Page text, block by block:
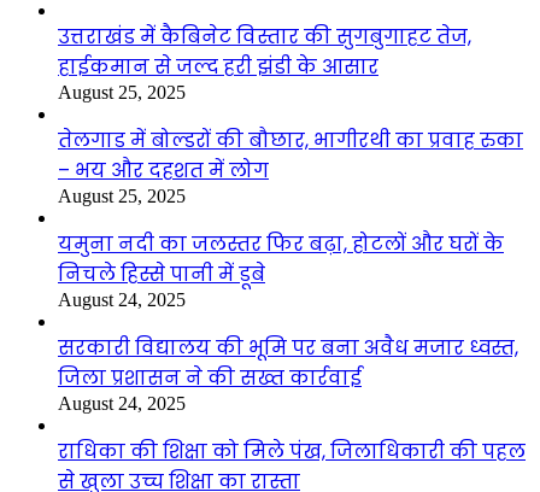
उत्तराखंड में कैबिनेट विस्तार की सुगबुगाहट तेज,
हाईकमान से जल्द हरी झंडी के आसार
August 25, 2025
तेलगाड में बोल्डरों की बौछार, भागीरथी का प्रवाह रुका
– भय और दहशत में लोग
August 25, 2025
यमुना नदी का जलस्तर फिर बढ़ा, होटलों और घरों के
निचले हिस्से पानी में डूबे
August 24, 2025
सरकारी विद्यालय की भूमि पर बना अवैध मजार ध्वस्त,
जिला प्रशासन ने की सख्त कार्रवाई
August 24, 2025
राधिका की शिक्षा को मिले पंख, जिलाधिकारी की पहल
से खुला उच्च शिक्षा का रास्ता